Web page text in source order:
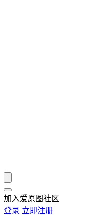
加入爱原图社区
登录 立即注册